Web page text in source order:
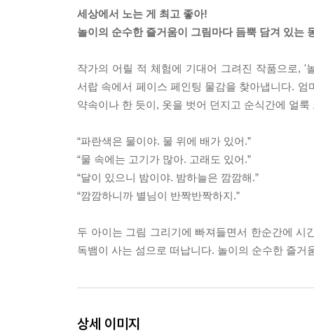
세상에서 노는 게 최고 좋아!
놀이의 순수한 즐거움이 그림마다 듬뿍 담겨 있는
작가의 어릴 적 체험에 기대어 그려진 작품으로, '
서랍 속에서 페이스 페인팅 물감을 찾아냅니다.
약속이나 한 듯이, 옷을 벗어 던지고 순식간에 얼
“파란색은 물이야. 물 위에 배가 있어.”
“물 속에는 고기가 많아. 고래도 있어.”
“달이 있으니 밤이야. 밤하늘은 깜깜해.”
“깜깜하니까 별님이 반짝반짝하지.”
두 아이는 그림 그리기에 빠져들면서 한순간에
독뱀이 사는 섬으로 떠납니다. 놀이의 순수한 즐
상세 이미지